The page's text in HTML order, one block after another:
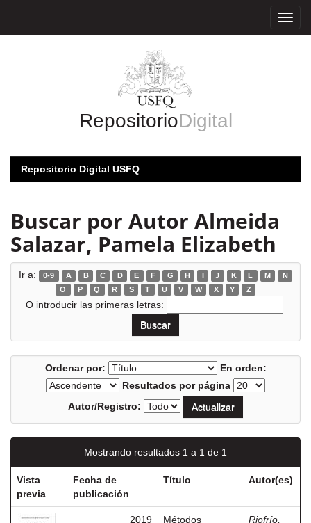
RepositorioDigital
Repositorio Digital USFQ
Buscar por Autor Almeida
Salazar, Pamela Elizabeth
Ir a: 0-9 A B C D E F G H I J K L M
N
O
P Q R S T U V W X Y Z
O introducir las primeras letras:
Ordenar por:
En orden:
Resultados por página
Autor/Registro:
Mostrando resultados 1 a 1 de 1
Vista
previa
Fecha de
publicación
Título Autor(es)
2019
Métodos
Riofrío,